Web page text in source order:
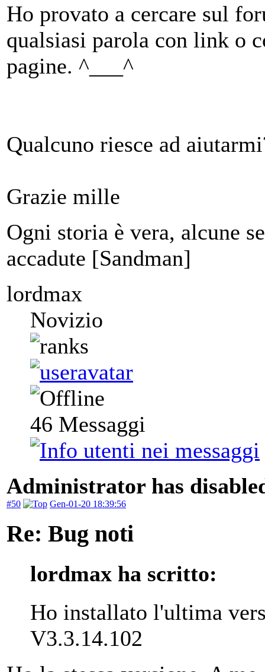
Ho provato a cercare sul
qualsiasi parola con link o
pagine. ^___^
Qualcuno riesce ad
Grazie mille
Ogni storia è vera, alcune
accadute [Sandman]
lordmax
Novizio
46 Messaggi
Administrator has
#50 Gen-01-20 18:39:56
Re: Bug noti
lordmax ha scritto:
Ho installato l'ultima
V3.3.14.102